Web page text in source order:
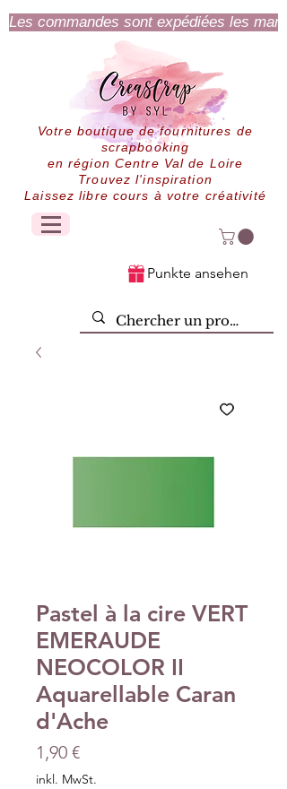
Les commandes sont expédiées les
Votre boutique de fournitures de
scrapbooking
en région Centre Val de Loire
Trouvez l'inspiration
Laissez libre cours à votre créativité
Punkte ansehen
Pastel à la cire VERT
EMERAUDE
NEOCOLOR II
Aquarellable Caran
d'Ache
1,90 €Preis
inkl. MwSt.